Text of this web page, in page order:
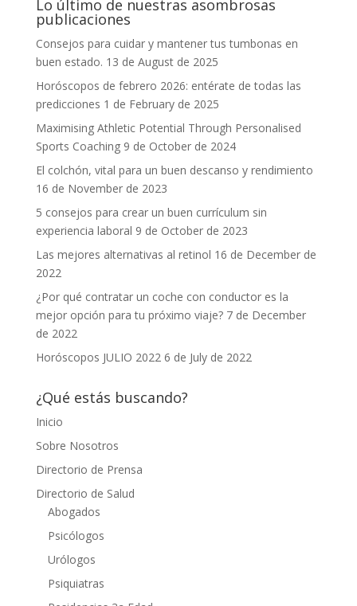
Lo último de nuestras asombrosas
publicaciones
Consejos para cuidar y mantener tus tumbonas en
buen estado. 13 de August de 2025
Horóscopos de febrero 2026: entérate de todas las
predicciones 1 de February de 2025
Maximising Athletic Potential Through Personalised
Sports Coaching 9 de October de 2024
El colchón, vital para un buen descanso y rendimiento
16 de November de 2023
5 consejos para crear un buen currículum sin
experiencia laboral 9 de October de 2023
Las mejores alternativas al retinol 16 de December de
2022
¿Por qué contratar un coche con conductor es la
mejor opción para tu próximo viaje? 7 de December
de 2022
Horóscopos JULIO 2022 6 de July de 2022
¿Qué estás buscando?
Inicio
Sobre Nosotros
Directorio de Prensa
Directorio de Salud
Abogados
Psicólogos
Urólogos
Psiquiatras